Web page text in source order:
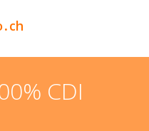
.ch
CDI